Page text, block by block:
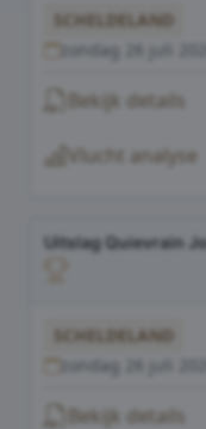
SCHELDELAND
zondag 26 juli 2026
Bekijk details
Vlucht analyse
Uitslag Quievrain
SCHELDELAND
zondag 26 juli 2026
Bekijk details